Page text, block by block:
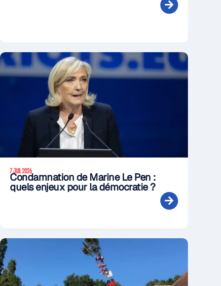
7 JUIL 2026
Condamnation de Marine Le Pen :
quels enjeux pour la démocratie ?